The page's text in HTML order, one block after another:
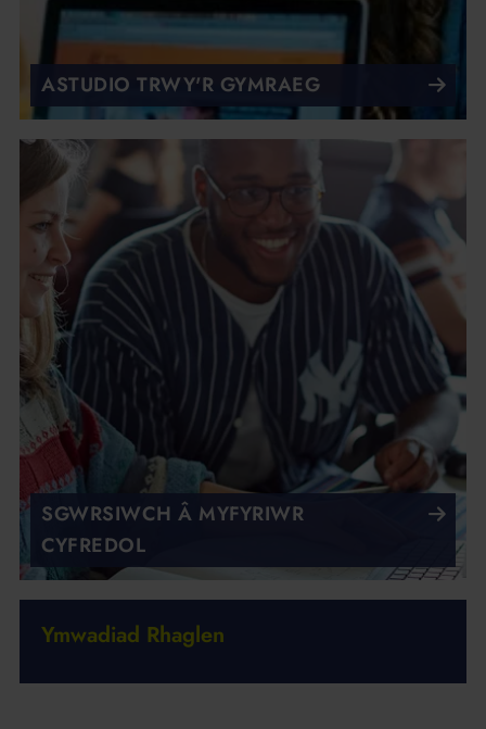
ASTUDIO TRWY'R GYMRAEG
SGWRSIWCH Â MYFYRIWR
CYFREDOL
Ymwadiad Rhaglen